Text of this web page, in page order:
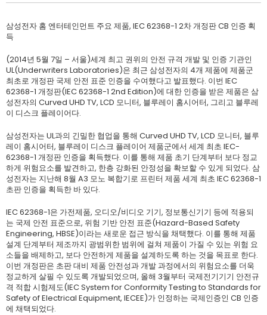
삼성전자 홈 엔터테인먼트 주요 제품, IEC 62368-1 2차 개정판 CB 인증 획
득
(2014년 5월 7일 – 서울)세계 최고 권위의 안전 규격 개발 및 인증 기관인
UL(Underwriters Laboratories)은 최근 삼성전자의 4개 제품에 제품군
최초로 개정판 국제 안전 표준 인증을 수여했다고 발표했다. 이번 IEC
62368-1 개정판(IEC 62368-1 2nd Edition)에 대한 인증을 받은 제품은 삼
성전자의 Curved UHD TV, LCD 모니터, 블루레이 홈시어터, 그리고 블루레
이 디스크 플레이어다.
삼성전자는 UL과의 긴밀한 협업을 통해 Curved UHD TV, LCD 모니터, 블루
레이 홈시어터, 블루레이 디스크 플레이어 제품군에서 세계 최초 IEC-
62368-1 개정판 인증을 획득했다. 이를 통해 제품 초기 단계부터 보다 정교
하게 위험요소를 발견하고, 한층 강화된 안정성을 확보할 수 있게 되었다. 삼
성전자는 지난해 8월 A3 모노 복합기로 프린터 제품 세계 최초 IEC 62368-1
초판 인증을 획득한 바 있다.
IEC 62368-1은 가전제품, 오디오/비디오 기기, 정보통신기기 등에 적용되
는 국제 안전 표준으로, 위험 기반 안전 표준(Hazard-Based Safety
Engineering, HBSE)이라는 새로운 접근 방식을 채택했다. 이를 통해 제품
설계 단계부터 제조까지 광범위한 범위에 걸쳐 제품이 가질 수 있는 위험 요
소들을 배제하고, 보다 안전하게 제품을 설계하도록 하는 것을 목표로 한다.
이번 개정판은 초판 대비 제품 안전성과 개발 과정에서의 위험요소를 더욱
정교하게 살필 수 있도록 개발되었으며, 올해 3월부터 국제전기기기 안전규
격 적합 시험제도(IEC System for Conformity Testing to Standards for
Safety of Electrical Equipment, IECEE)가 인정하는 국제인증인 CB 인증
에 채택되었다.